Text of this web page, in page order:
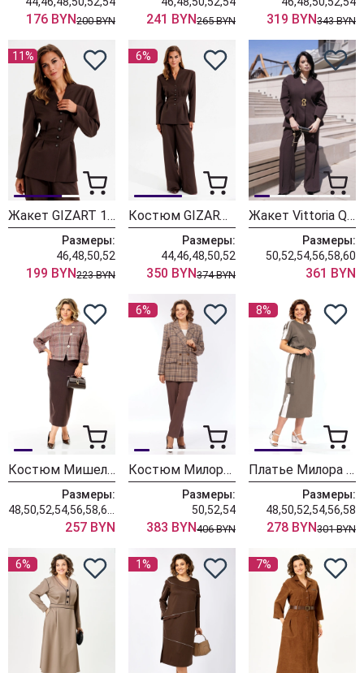
176 BYN200 BYN 241 BYN265 BYN 319 BYN343 BYN
11%
Жакет GIZART 15455 коричневый
Размеры:
46,48,50,52
199 BYN223 BYN
6%
Костюм GIZART 5455 шоколадный
Размеры:
44,46,48,50,52
350 BYN374 BYN
Жакет Vittoria Queen 30053 шоколадный
Размеры:
50,52,54,56,58,60
361 BYN
Костюм Мишель Шик 1422-2 шотландка
Размеры:
257 BYN
6%
Костюм Милора Стиль 1489 шоколад+клетка
Размеры:
50,52,54
383 BYN406 BYN
8%
Платье Милора Стиль 1455 шоколад
Размеры:
48,50,52,54,56,58
278 BYN301 BYN
6% 1% 7%